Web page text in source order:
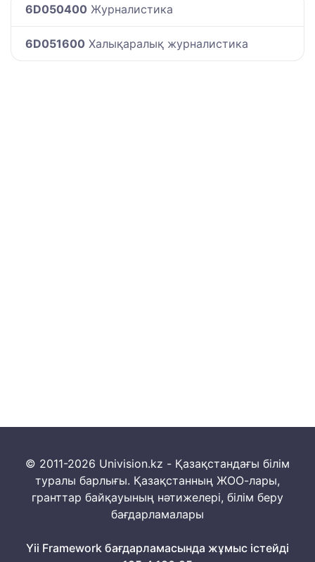
6D050400 Журналистика
6D051600 Халықаралық журналистика
© 2011-2026 Univision.kz - Қазақстандағы білім
туралы барлығы. Қазақстанның ЖОО-лары,
гранттар байқауының нәтижелері, білім беру
бағдарламалары
Yii Framework бағдарламасында жұмыс істейді